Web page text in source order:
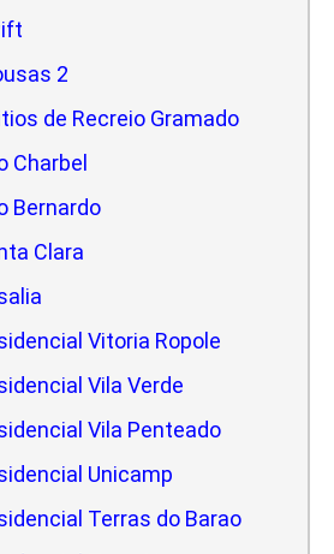
2
de Recreio Gramado
Charbel
Bernardo
Clara
Vitoria Ropole
Vila Verde
Vila Penteado
Unicamp
Terras do Barao